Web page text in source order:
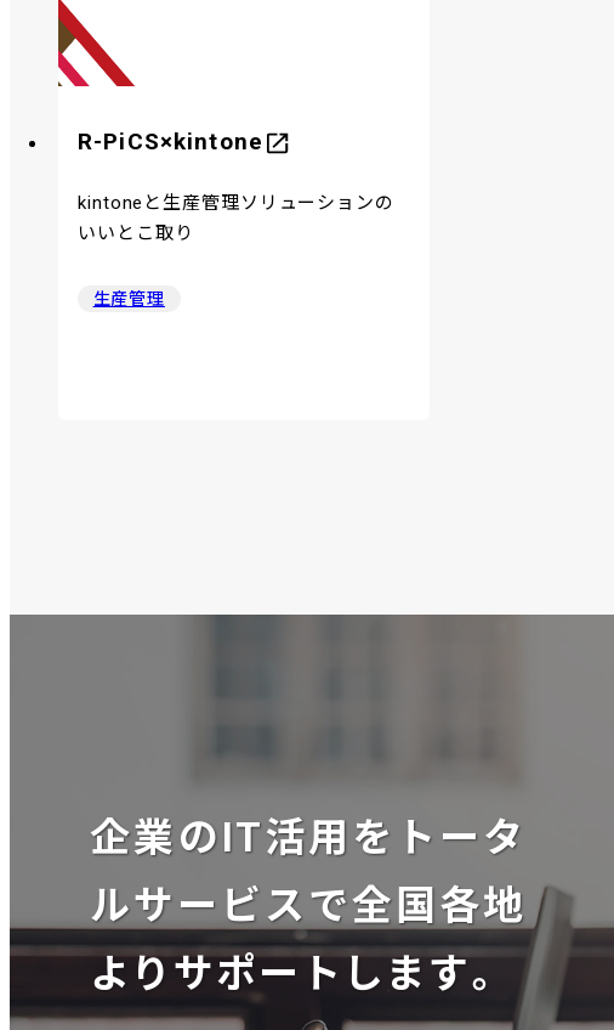
R-PiCS×kintone
kintoneと生産管理ソリューションの
いいとこ取り
生産管理
企業のIT活用をトータ
ルサービスで全国各地
よりサポートします。